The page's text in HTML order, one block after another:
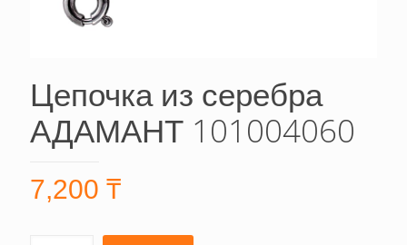
Цепочка из серебра
АДАМАНТ 101004060
7,200 ₸